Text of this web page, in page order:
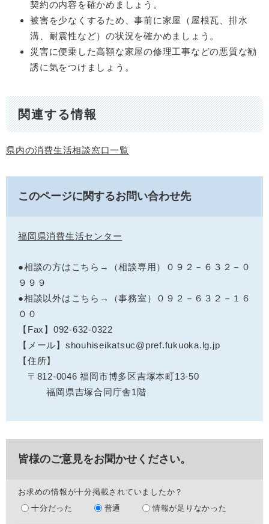
契約の内容を確かめましょう。
被害を少なくするため、事前に家屋（屋根瓦、排水
溝、耐震性など）の状況を確かめましょう。
災害に便乗した高額な家屋の修理工事などの悪質な勧
誘に気をつけましょう。
関連する情報
県内の消費生活相談窓口一覧
このページに関するお問い合わせ先
福岡県消費生活センター
●相談の方はこちら→（相談専用）０９２－６３２－０
９９９
●相談以外はこちら→（事務室）０９２－６３２－１６
００
【Fax】092-632-0322
【メール】shouhiseikatsuc@pref.fukuoka.lg.jp
【住所】
〒812-0046 福岡市博多区吉塚本町13-50
福岡県吉塚合同庁舎1階
皆様のご意見をお聞かせください。
お求めの情報が十分掲載されていましたか？
十分だった
普通 情報が足りなかった